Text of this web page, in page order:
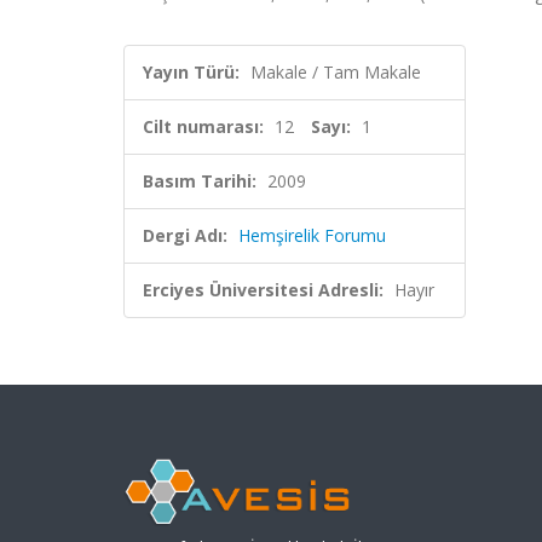
Yayın Türü: Makale / Tam Makale
Cilt numarası: 12 Sayı: 1
Basım Tarihi: 2009
Dergi Adı: Hemşirelik Forumu
Erciyes Üniversitesi Adresli: Hayır